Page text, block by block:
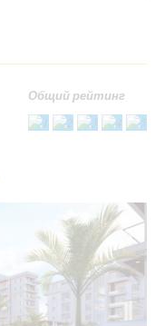
Общий рейтинг